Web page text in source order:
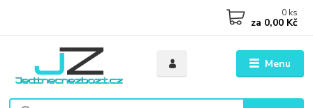
Menu
0 ks
za 0,00 Kč